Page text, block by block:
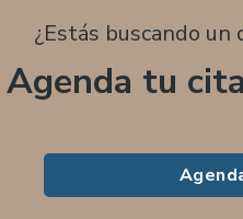
¿Estás buscando un
Agenda tu